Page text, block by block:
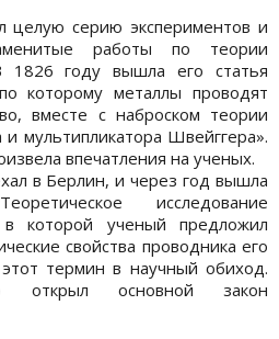
целую серию экспериментов и
работы по теории
1826 году вышла его статья
которому металлы проводят
вместе с наброском теории
и мультипликатора Швейггера».
впечатления на ученых.
в Берлин, и через год вышла
исследование
в которой ученый предложил
свойства проводника его
термин в научный обиход.
открыл основной закон